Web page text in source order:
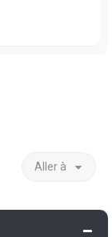
Aller à